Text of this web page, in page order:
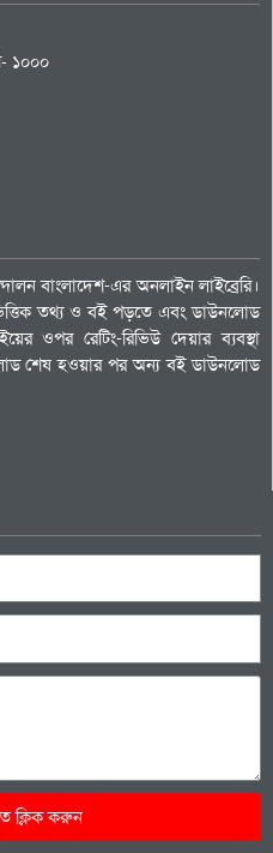
১০০০
বাংলাদেশ-এর অনলাইন লাইব্রেরি।
তথ্য ও বই পড়তে এবং ডাউনলোড
ওপর রেটিং-রিভিউ দেয়ার ব্যবস্থা
শেষ হওয়ার পর অন্য বই ডাউনলোড
ক্লিক করুন